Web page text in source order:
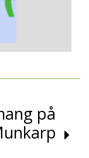
på